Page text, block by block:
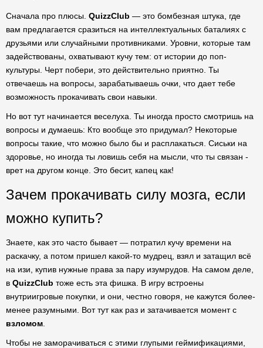
Сначала про плюсы. QuizzClub — это бомбезная штука, где
вам предлагается сразиться на интеллектуальных баталиях с
друзьями или случайными противниками. Уровни, которые там
задействованы, охватывают кучу тем: от истории до поп-
культуры. Черт побери, это действительно приятно. Ты
отвечаешь на вопросы, зарабатываешь очки, что дает тебе
возможность прокачивать свои навыки.
Но вот тут начинается веселуха. Ты иногда просто смотришь на
вопросы и думаешь: Кто вообще это придумал? Некоторые
вопросы такие, что можно было бы и расплакаться. Сиськи на
здоровье, но иногда ты ловишь себя на мысли, что ты связан -
врет на другом конце. Это бесит, капец как!
Зачем прокачивать силу мозга, если
можно купить?
Знаете, как это часто бывает — потратил кучу времени на
раскачку, а потом пришел какой-то мудрец, взял и затащил всё
на изи, купив нужные права за пару изумрудов. На самом деле,
в QuizzClub тоже есть эта фишка. В игру встроены
внутриигровые покупки, и они, честно говоря, не кажутся более-
менее разумными. Вот тут как раз и затачивается момент с
взломом
Чтобы не заморачиваться с этими глупыми геймификациями,